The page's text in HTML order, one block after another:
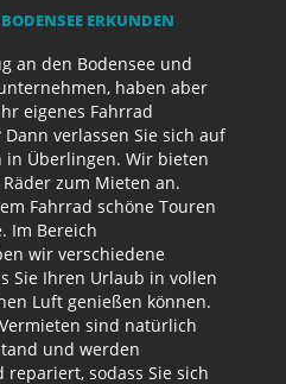
ERKUNDEN
an den Bodensee und
haben aber
eigenes Fahrrad
verlassen Sie sich auf
in Überlingen. Wir bieten
zum Mieten an.
Fahrrad schöne Touren
Im Bereich
wir verschiedene
Sie Ihren Urlaub in vollen
Luft genießen können.
sind natürlich
und werden
sodass Sie sich